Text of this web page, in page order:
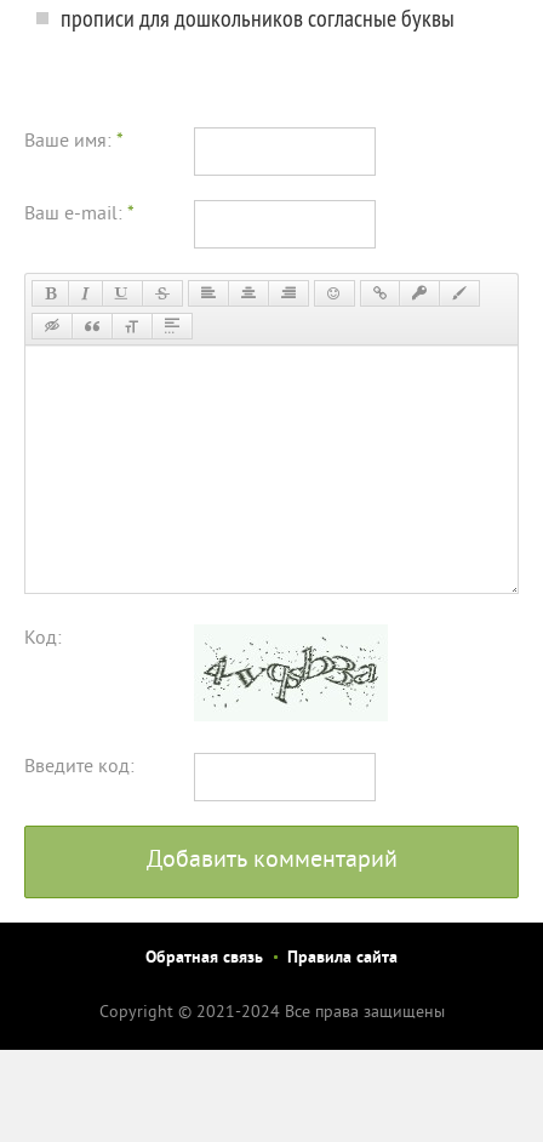
прописи для дошкольников согласные буквы
Ваше имя: *
Ваш e-mail: *
Код:
Введите код:
Добавить комментарий
Обратная связь Правила сайта
Copyright © 2021-2024 Все права защищены